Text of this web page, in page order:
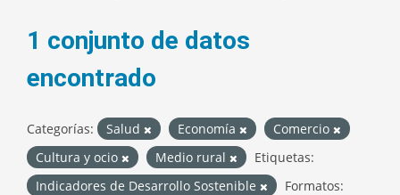
1 conjunto de datos
encontrado
Categorías: Salud Economía
Comercio
Cultura y ocio
Medio rural
Etiquetas:
Indicadores de Desarrollo Sostenible
Formatos: